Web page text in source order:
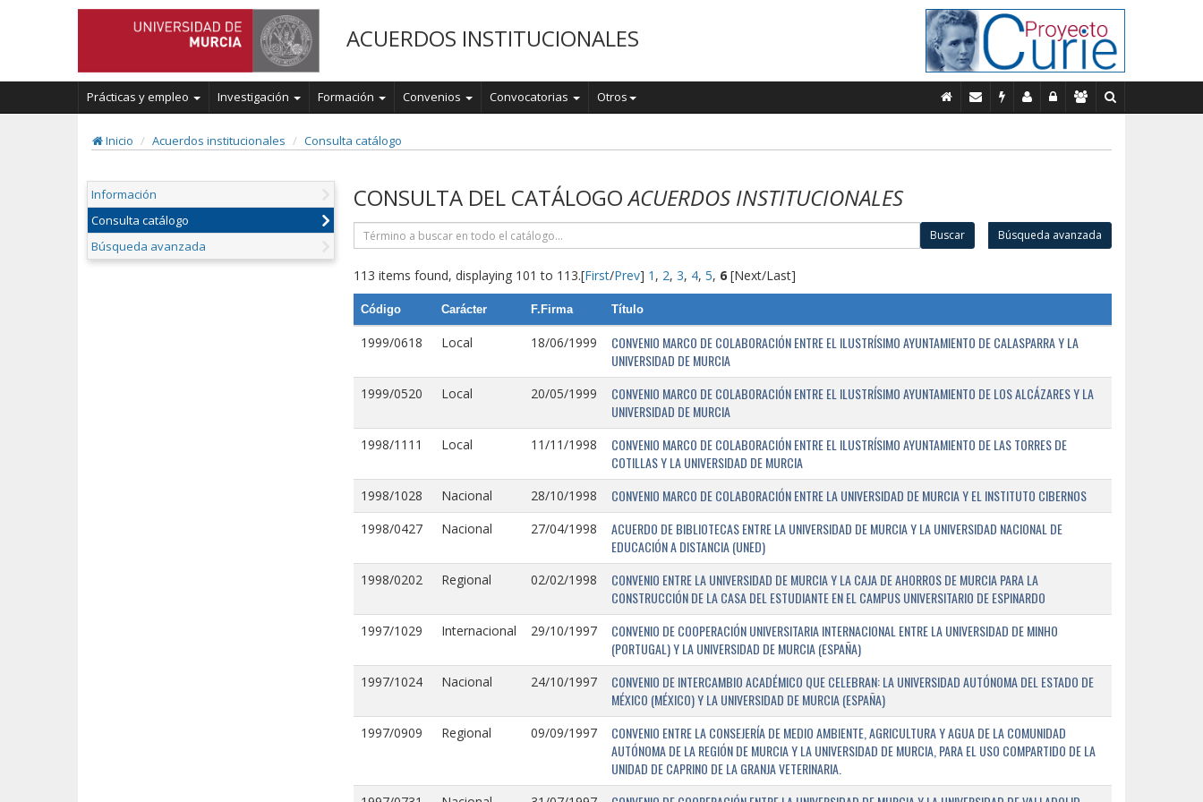
ACUERDOS INSTITUCIONALES
Prácticas y empleo Investigación Formación Convenios Convocatorias Otros
Inicio Acuerdos institucionales Consulta catálogo
Información
Consulta catálogo
Búsqueda avanzada
CONSULTA DEL CATÁLOGOACUERDOS INSTITUCIONALES
Buscar Búsqueda avanzada
113 items found, displaying 101 to 113.[First/Prev] 1 , 2, 3, 4, 5, 6[Next/Last]
Código Carácter F.Firma Título
1999/0618 Local 18/06/1999
CONVENIO MARCO DE COLABORACIÓN ENTRE EL ILUSTRÍSIMO AYUNTAMIENTO DE CALASPARRA Y LA
UNIVERSIDAD DE MURCIA
1999/0520 Local 20/05/1999
CONVENIO MARCO DE COLABORACIÓN ENTRE EL ILUSTRÍSIMO AYUNTAMIENTO DE LOS ALCÁZARES Y LA
UNIVERSIDAD DE MURCIA
1998/1111 Local 11/11/1998
CONVENIO MARCO DE COLABORACIÓN ENTRE EL ILUSTRÍSIMO AYUNTAMIENTO DE LAS TORRES DE
COTILLAS Y LA UNIVERSIDAD DE MURCIA
1998/1028 Nacional 28/10/1998 CONVENIO MARCO DE COLABORACIÓN ENTRE LA UNIVERSIDAD DE MURCIA Y EL INSTITUTO CIBERNOS
1998/0427 Nacional 27/04/1998
ACUERDO DE BIBLIOTECAS ENTRE LA UNIVERSIDAD DE MURCIA Y LA UNIVERSIDAD NACIONAL DE
EDUCACIÓN A DISTANCIA (UNED)
1998/0202 Regional 02/02/1998
CONVENIO ENTRE LA UNIVERSIDAD DE MURCIA Y LA CAJA DE AHORROS DE MURCIA PARA LA
CONSTRUCCIÓN DE LA CASA DEL ESTUDIANTE EN EL CAMPUS UNIVERSITARIO DE ESPINARDO
1997/1029 Internacional 29/10/1997
CONVENIO DE COOPERACIÓN UNIVERSITARIA INTERNACIONAL ENTRE LA UNIVERSIDAD DE MINHO
(PORTUGAL) Y LA UNIVERSIDAD DE MURCIA (ESPAÑA)
1997/1024 Nacional 24/10/1997
CONVENIO DE INTERCAMBIO ACADÉMICO QUE CELEBRAN: LA UNIVERSIDAD AUTÓNOMA DEL ESTADO DE
MÉXICO (MÉXICO) Y LA UNIVERSIDAD DE MURCIA (ESPAÑA)
1997/0909 Regional 09/09/1997
CONVENIO ENTRE LA CONSEJERÍA DE MEDIO AMBIENTE, AGRICULTURA Y AGUA DE LA COMUNIDAD
AUTÓNOMA DE LA REGIÓN DE MURCIA Y LA UNIVERSIDAD DE MURCIA, PARA EL USO COMPARTIDO DE LA
UNIDAD DE CAPRINO DE LA GRANJA VETERINARIA.